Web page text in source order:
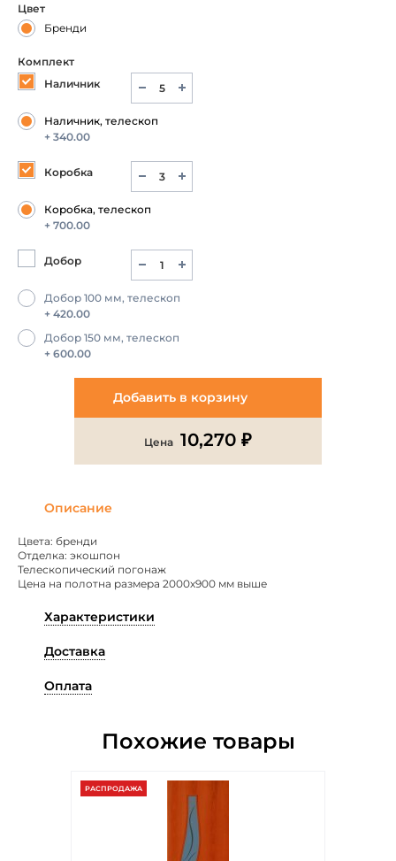
Цвет
Бренди
Комплект
Наличник
Наличник, телескоп
+ 340.00
Коробка
Коробка, телескоп
+ 700.00
Добор
Добор 100 мм, телескоп
+ 420.00
Добор 150 мм, телескоп
+ 600.00
Добавить в корзину
Цена 10,270 ₽
Описание
Цвета: бренди
Отделка: экошпон
Телескопический погонаж
Цена на полотна размера 2000х900 мм выше
Характеристики
Доставка
Оплата
Похожие товары
РАСПРОДАЖА